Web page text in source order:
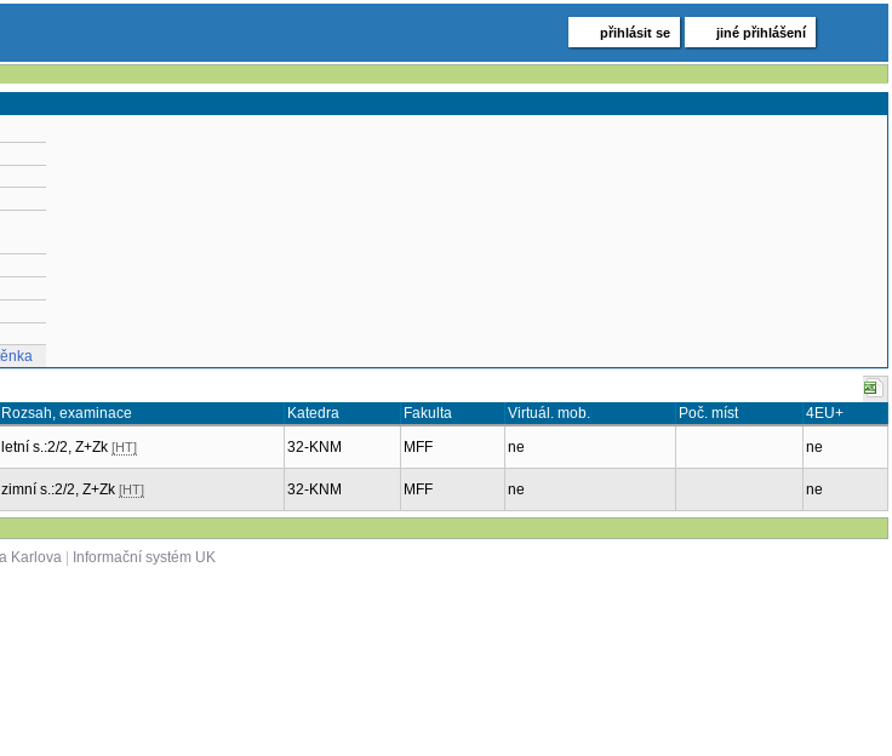
přihlásit se jiné přihlášení
Rozsah, examinace Katedra Fakulta Virtuál. mob. Poč. míst
4EU+
letní s.:2/2, Z+Zk [HT] 32-KNM MFF ne ne
zimní s.:2/2, Z+Zk [HT] 32-KNM MFF ne ne
Karlova| Informační systém UK